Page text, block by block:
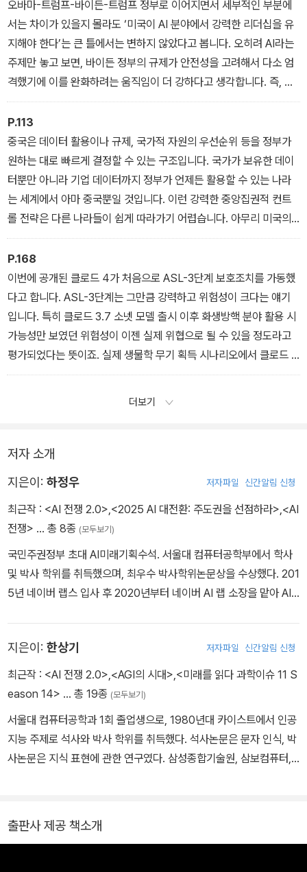
을 우리만의 생존 전략을 제시한다. 대한민국 AI의 좌표와 미래 지평
이 궁금하다면, 그 속에 숨겨진 기회의 단서를 발견하고 싶다면, 지금
당장 이 책과 마주하라.
오바마-트럼프-바이든-트럼프 정부로 이어지면서 세부적인 부분에
서는 차이가 있을지 몰라도 ‘미국이 AI 분야에서 강력한 리더십을 유
지해야 한다’는 큰 틀에서는 변하지 않았다고 봅니다. 오히려 AI라는
주제만 놓고 보면, 바이든 정부의 규제가 안전성을 고려해서 다소 엄
격했기에 이를 완화하려는 움직임이 더 강하다고 생각합니다. 즉, 방
향성 자체는 동일하되 규제 중심의 신중한 접근을 할지, 아니면 적극
적으로 추진할지의 차이일 뿐입니다.
_ 2장 중에서
P.113
중국은 데이터 활용이나 규제, 국가적 자원의 우선순위 등을 정부가
원하는 대로 빠르게 결정할 수 있는 구조입니다. 국가가 보유한 데이
터뿐만 아니라 기업 데이터까지 정부가 언제든 활용할 수 있는 나라
는 세계에서 아마 중국뿐일 것입니다. 이런 강력한 중앙집권적 컨트
롤 전략은 다른 나라들이 쉽게 따라가기 어렵습니다. 아무리 미국의
트럼프 행정부가 강력한 정책을 추진한다고 해도 중국처럼 효율적으
로 움직일 수는 없죠. 또한 중국은 오픈소스를 적극적으로 활용해 전
세계로 영향력을 확장하는 전략을 펼치고 있는데 이걸 ‘AI판 실크로
드’라고 부르더군요. 이 역시 중국의 AI 생태계 확장에 크게 유리하게
작용하고 있다고 봅니다.
_ 2장 중에서
P.168
이번에 공개된 클로드 4가 처음으로 ASL-3단계 보호조치를 가동했
다고 합니다. ASL-3단계는 그만큼 강력하고 위험성이 크다는 얘기
입니다. 특히 클로드 3.7 소넷 모델 출시 이후 화생방핵 분야 활용 시
가능성만 보였던 위험성이 이젠 실제 위협으로 될 수 있을 정도라고
평가되었다는 뜻이죠. 실제 생물학 무기 획득 시나리오에서 클로드 4
오푸스가 기대 품질을 2.53배나 향상시켰다고 합니다. 외부 레드팀
습니다.
더보기
저자 소개
지은이: 하정우 저자파일 신간알림 신청
최근작 : <AI 전쟁 2.0> <2025 AI 대전환: 주도권을 선점하라> <AI
전쟁> … 총 8종 (모두보기)
국민주권정부 초대 AI미래기획수석. 서울대 컴퓨터공학부에서 학사
및 박사 학위를 취득했으며, 최우수 박사학위논문상을 수상했다. 201
5년 네이버 랩스 입사 후 2020년부터 네이버 AI 랩 소장을 맡아 AI
으로서 AI 연구 및 글로벌 생태계 전략을 총괄했다. AI 연구자로서 N
eurIPS, ICLR 등 세계적 AI 학회에 50편 이상의 논문을 발표했고,
구글 스칼라 기준 약 1만 5천 이상의 피인용 수를 기록하고 있다. 또
했고, NeurIPS의 SAC로 활동 중이다. 2024년 최연소로 한국공학
한림원 정회원으로 선정되었고 같은 해 젊은 공학인상을 수상했다.
저서로 《AI 전쟁》, 《2025 AI 대전환》을 출간했다. 전 정부 디플정위
국의 소버린 AI를 위해 힘쓰고 있다.
지은이: 한상기 저자파일 신간알림 신청
최근작 : <AI 전쟁 2.0> <AGI의 시대> <미래를 읽다 과학이슈 11 S
eason 14> … 총 19종 (모두보기)
서울대 컴퓨터공학과 1회 졸업생으로, 1980년대 카이스트에서 인공
지능 주제로 석사와 박사 학위를 취득했다. 석사논문은 문자 인식, 박
사논문은 지식 표현에 관한 연구였다. 삼성종합기술원, 삼보컴퓨터,
설립했으며, 2003년 다음커뮤니케이션(현 카카오) 전략대표와 일본
출판사 제공 책소개